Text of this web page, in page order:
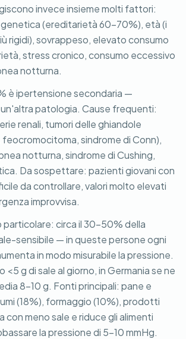
invece insieme molti fattori:
(ereditarietà 60-70%), età (i
rigidi), sovrappeso, elevato consumo
stress cronico, consumo eccessivo
notturna.
è ipertensione secondaria —
patologia. Cause frequenti:
renali, tumori delle ghiandole
feocromocitoma, sindrome di Conn),
notturna, sindrome di Cushing,
Da sospettare: pazienti giovani con
da controllare, valori molto elevati
improvvisa.
particolare: circa il 30-50% della
sensibile — in queste persone ogni
in modo misurabile la pressione.
<5 g di sale al giorno, in Germania se ne
8-10 g. Fonti principali: pane e
(18%), formaggio (10%), prodotti
con meno sale e riduce gli alimenti
la pressione di 5-10 mmHg.